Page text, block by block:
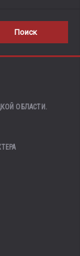
ОБЛАСТИ.